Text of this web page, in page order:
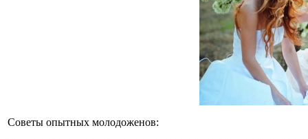
Советы опытных молодоженов: